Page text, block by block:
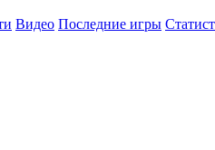
Видео Последние игры